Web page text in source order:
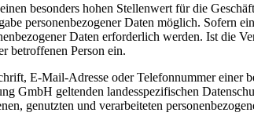
besonders hohen Stellenwert für die
personenbezogener Daten möglich. Sofern
Daten erforderlich werden. Ist die
betroffenen Person ein.
E-Mail-Adresse oder Telefonnummer einer
geltenden landesspezifischen
genutzten und verarbeiteten